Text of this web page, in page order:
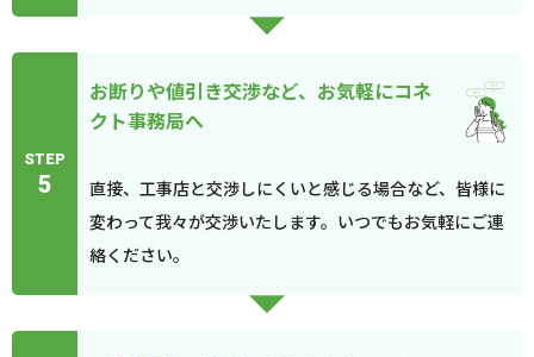
STEP
5
お断りや値引き交渉など、お気軽にコネ
クト事務局へ
直接、工事店と交渉しにくいと感じる場合など、皆様に
変わって我々が交渉いたします。いつでもお気軽にご連
絡ください。